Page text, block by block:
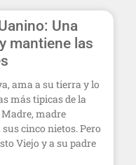
Una
mantiene las
ama a su tierra y lo
más tipicas de la
madre
cinco nietos. Pero
Viejo y a su padre